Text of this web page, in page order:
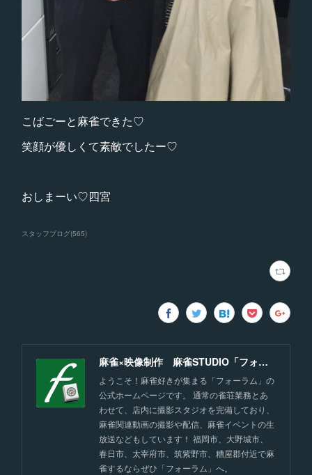
こばごーと麻雀できた♡
笑顔が優しくて素敵でしたー♡
おしまーい♡四宮
スタッフブログ(565)
麻雀×映像制作 麻雀STUDIO「フォーラム」福岡
ようこそ！麻雀好きが集まる「フォーラム」の
公式ホームページです。 通常の雀荘業務とあ
わせて、店内に撮影スタジオを完備しており、
麻雀関連動画の撮影や配信、麻雀イベントの生
放送などもしています！ 福岡市、大野城市、
春日市、太宰府市、筑紫野市、糟屋郡付近で麻
雀するならぜひ「フォーラム」へ。